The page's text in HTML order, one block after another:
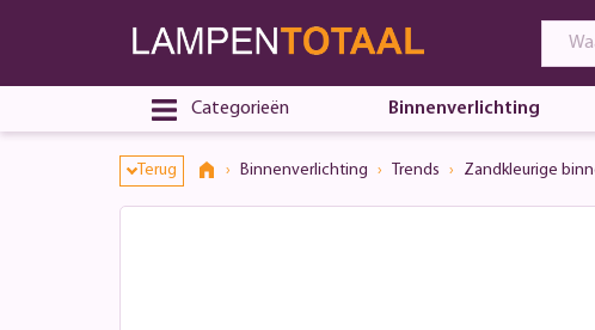
Categorieën Binnenverlichting
Terug Binnenverlichting Trends Zandkleurige